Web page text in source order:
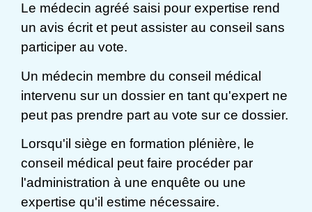
Le médecin agréé saisi pour expertise rend
un avis écrit et peut assister au conseil sans
participer au vote.
Un médecin membre du conseil médical
intervenu sur un dossier en tant qu'expert ne
peut pas prendre part au vote sur ce dossier.
Lorsqu'il siège en formation plénière, le
conseil médical peut faire procéder par
l'administration à une enquête ou une
expertise qu'il estime nécessaire.